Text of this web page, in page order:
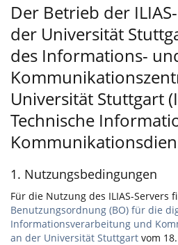
Der Betrieb der
der Universität
des Informations-
Universität Stuttgart
Technische
1. Nutzungsbedingungen
Für die Nutzung des ILIAS-Servers
Benutzungsordnung (BO) für die
Informationsverarbeitung und
an der Universität Stuttgart vom